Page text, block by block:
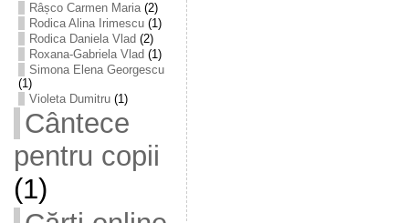
Râșco Carmen Maria(2)
Rodica Alina Irimescu(1)
Rodica Daniela Vlad (2)
Roxana-Gabriela Vlad (1)
Simona Elena Georgescu
(1)
Violeta Dumitru(1)
Cântece
pentru copii
(1)